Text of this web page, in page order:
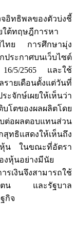
ธิพลของตัวบ่งชี้
ต้ทฤษฎีการหา
ศไทย การศึกษามุ่ง
กาศบนเว็บไซต์
5/2565 และใช้
ยเดือนตั้งแต่วันที่
ระจักษ์เผยให้เห็นว่า
โตของผลผลิตโดย
ต่อผลตอบแทนส่วน
ทธิแสดงให้เห็นถึง
หุ้น ในขณะที่อัตรา
งหุ้นอย่างมีนัย
เงินจึงสามารถใช้
องตน และรัฐบาล
กิจ